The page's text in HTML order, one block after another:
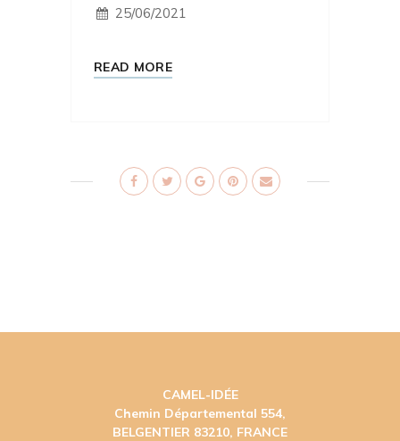
25/06/2021
READ MORE
CAMEL-IDÉE
Chemin Départemental 554,
BELGENTIER 83210, FRANCE